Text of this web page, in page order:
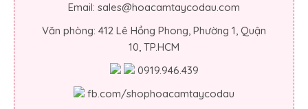
Email: sales@hoacamtaycodau.com
Văn phòng: 412 Lê Hồng Phong, Phường 1, Quận
10, TP.HCM
0919.946.439
fb.com/shophoacamtaycodau